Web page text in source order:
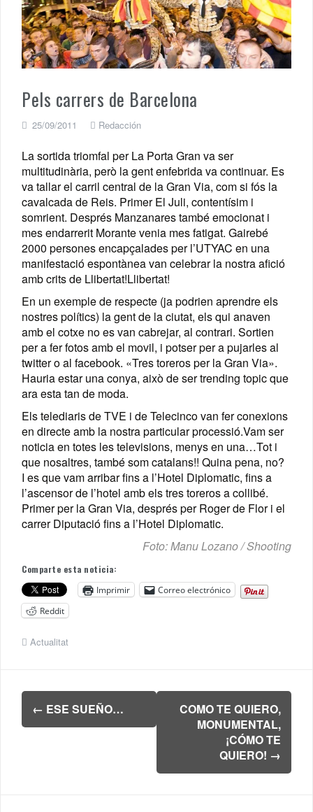
Pels carrers de Barcelona
25/09/2011 Redacción
La sortida triomfal per La Porta Gran va ser
multitudinària, però la gent enfebrida va continuar. Es
va tallar el carril central de la Gran Via, com si fós la
cavalcada de Reis. Primer El Juli, contentísim i
somrient. Després Manzanares també emocionat i
mes endarrerit Morante venia mes fatigat. Gairebé
2000 persones encapçalades per l’UTYAC en una
manifestació espontànea van celebrar la nostra afició
amb crits de Llibertat!Llibertat!
En un exemple de respecte (ja podrien aprendre els
nostres polítics) la gent de la ciutat, els qui anaven
amb el cotxe no es van cabrejar, al contrari. Sortien
per a fer fotos amb el movil, i potser per a pujarles al
twitter o al facebook. «Tres toreros per la Gran Via».
Hauria estar una conya, això de ser trending topic que
ara esta tan de moda.
Els telediaris de TVE i de Telecinco van fer conexions
en directe amb la nostra particular processió.Vam ser
noticia en totes les televisions, menys en una…Tot i
que nosaltres, també som catalans!! Quina pena, no?
I es que vam arribar fins a l’Hotel Diplomatic, fins a
l’ascensor de l’hotel amb els tres toreros a collibé.
Primer per la Gran Via, després per Roger de Flor i el
carrer Diputació fins a l’Hotel Diplomatic.
Foto: Manu Lozano / Shooting
Comparte esta noticia:
Imprimir
Correo electrónico
Reddit
Actualitat
Navegación
de← ESE SUEÑO…
COMO TE QUIERO,
MONUMENTAL,
¡CÓMO TE
QUIERO! →